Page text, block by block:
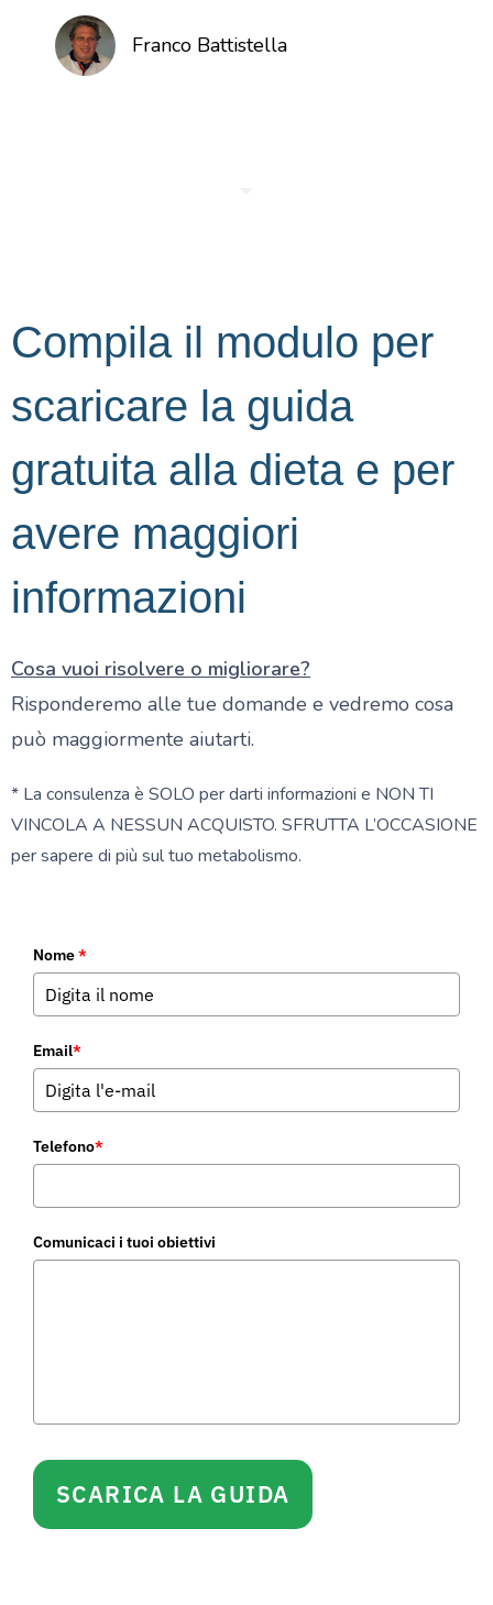
Franco Battistella
Compila il modulo per
scaricare la guida
gratuita alla dieta e per
avere maggiori
informazioni
Cosa vuoi risolvere o migliorare?
Risponderemo alle tue domande e vedremo cosa
può maggiormente aiutarti.
* La consulenza è SOLO per darti informazioni e NON TI
VINCOLA A NESSUN ACQUISTO. SFRUTTA L’OCCASIONE
per sapere di più sul tuo metabolismo.
Nome*
Email*
Telefono*
Comunicaci i tuoi obiettivi
SCARICA LA GUIDA